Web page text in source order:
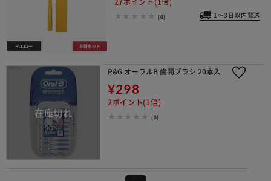
(0) 1～3日以内発送
P&G オーラルB 歯間ブラシ 20本入
¥298
2ポイント(1倍)
(0)